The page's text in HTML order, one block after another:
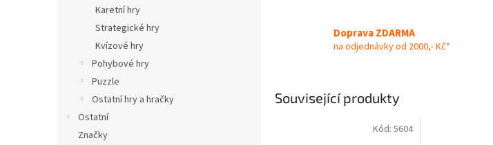
Karetní hry
Strategické hry
Kvízové hry
Pohybové hry
Puzzle
Ostatní hry a hračky
Ostatní
Značky
Doprava ZDARMA
na odjednávky od 2000,- Kč*
Související produkty
Kód: 5604